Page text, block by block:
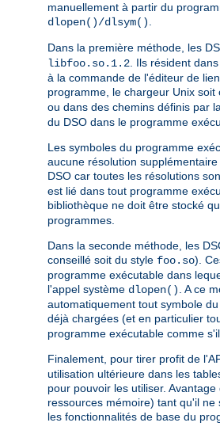
manuellement à partir du
dlopen()/dlsym().
Dans la première méthode, les
libfoo.so.1.2. Ils résident
à la commande de l'éditeur de
programme, le chargeur Unix soit
ou dans des chemins définis par
du DSO dans le programme
Les symboles du programme
aucune résolution
DSO car toutes les résolutions
est lié dans tout programme
bibliothèque ne doit être stocké
programmes.
Dans la seconde méthode, les
conseillé soit du style foo.so).
programme exécutable dans
l'appel système dlopen(). A ce
automatiquement tout symbole
déjà chargées (et en particulier
programme exécutable comme
Finalement, pour tirer profit de
utilisation ultérieure dans les
pour pouvoir les utiliser.
ressources mémoire) tant qu'il
les fonctionnalités de base du